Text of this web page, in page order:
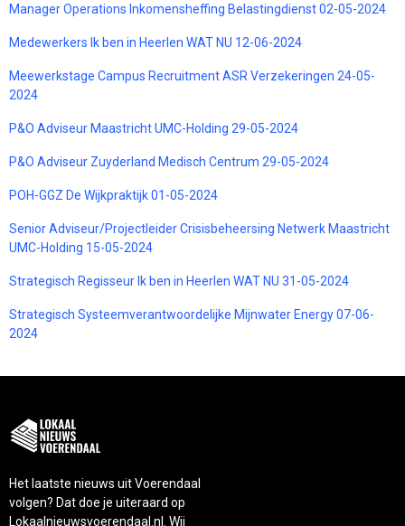
Manager Operations Inkomensheffing Belastingdienst 02-05-2024
Medewerkers Ik ben in Heerlen WAT NU 12-06-2024
Meewerkstage Campus Recruitment ASR Verzekeringen 24-05-
2024
P&O Adviseur Maastricht UMC-Holding 29-05-2024
P&O Adviseur Zuyderland Medisch Centrum 29-05-2024
POH-GGZ De Wijkpraktijk 01-05-2024
Senior Adviseur/Projectleider Crisisbeheersing Netwerk Maastricht
UMC-Holding 15-05-2024
Strategisch Regisseur Ik ben in Heerlen WAT NU 31-05-2024
Strategisch Systeemverantwoordelijke Mijnwater Energy 07-06-
2024
Het laatste nieuws uit Voerendaal
volgen? Dat doe je uiteraard op
Lokaalnieuwsvoerendaal.nl. Wij